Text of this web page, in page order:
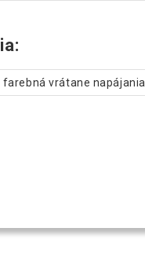
vrátane napájania